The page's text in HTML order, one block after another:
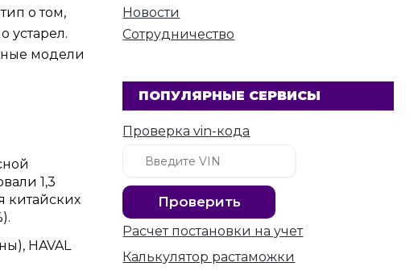
о том,
устарел.
модели
1,3
китайских
HAVAL
Новости
Сотрудничество
ПОПУЛЯРНЫЕ СЕРВИСЫ
Проверка vin-кода
Расчет постановки на учет
Калькулятор растаможки